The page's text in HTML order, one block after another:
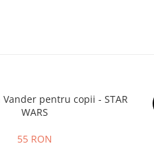
pentru copii - STAR
WARS
55 RON